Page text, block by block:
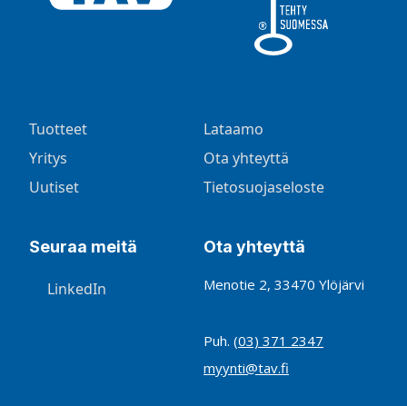
Tuotteet
Yritys
Uutiset
Lataamo
Ota yhteyttä
Tietosuojaseloste
Seuraa meitä
LinkedIn
Ota yhteyttä
Menotie 2, 33470 Ylöjärvi
Puh. (03) 371 2347
myynti@tav.fi